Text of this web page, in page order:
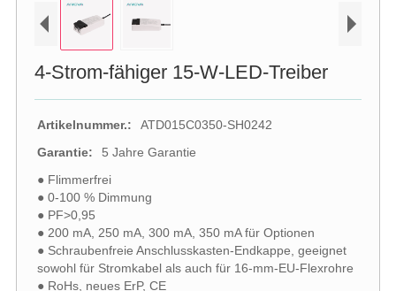
4-Strom-fähiger 15-W-LED-Treiber
Artikelnummer.:
ATD015C0350-SH0242
Garantie:
5 Jahre Garantie
● Flimmerfrei
● 0-100 % Dimmung
● PF>0,95
● 200 mA, 250 mA, 300 mA, 350 mA für Optionen
● Schraubenfreie Anschlusskasten-Endkappe, geeignet
sowohl für Stromkabel als auch für 16-mm-EU-Flexrohre
● RoHs, neues ErP, CE